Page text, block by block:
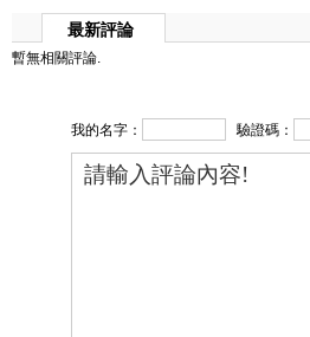
最新評論
暫無相關評論.
我的名字： 驗證碼：